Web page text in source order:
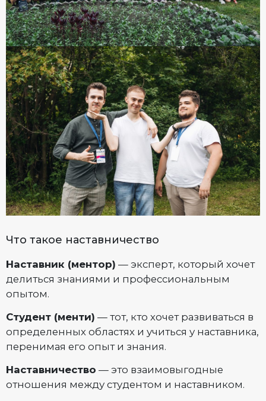
Что такое наставничество
Наставник (ментор) — эксперт, который хочет
делиться знаниями и профессиональным
опытом.
Студент (менти) — тот, кто хочет развиваться в
определенных областях и учиться у наставника,
перенимая его опыт и знания.
Наставничество — это взаимовыгодные
отношения между студентом и наставником.